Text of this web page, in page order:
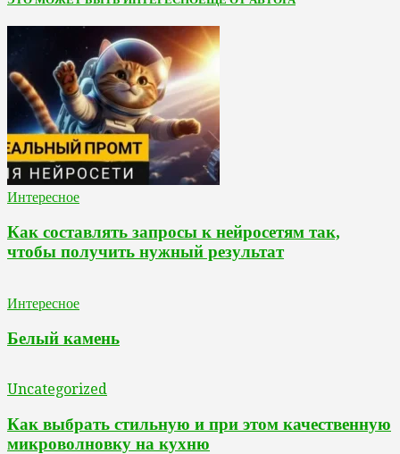
Интересное
Как составлять запросы к нейросетям так,
чтобы получить нужный результат
Интересное
Белый камень
Uncategorized
Как выбрать стильную и при этом качественную
микроволновку на кухню